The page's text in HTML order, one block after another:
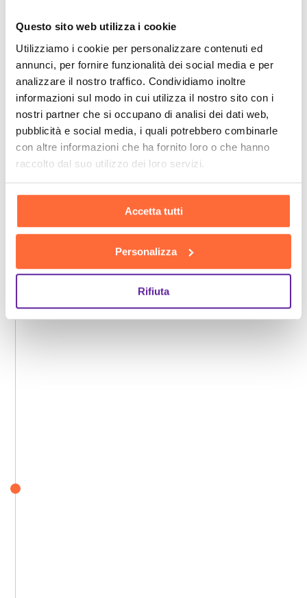
Questo sito web utilizza i cookie
Utilizziamo i cookie per personalizzare contenuti ed
annunci, per fornire funzionalità dei social media e per
analizzare il nostro traffico. Condividiamo inoltre
informazioni sul modo in cui utilizza il nostro sito con i
nostri partner che si occupano di analisi dei dati web,
pubblicità e social media, i quali potrebbero combinarle
con altre informazioni che ha fornito loro o che hanno
raccolto dal suo utilizzo dei loro servizi.
Accetta tutti
Personalizza
Rifiuta